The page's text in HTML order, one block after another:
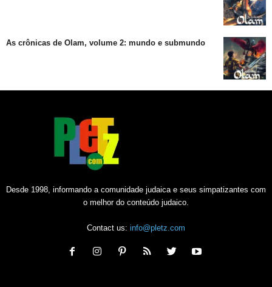
As crônicas de Olam, volume 2: mundo e submundo
Desde 1998, informando a comunidade judaica e seus simpatizantes com
o melhor do conteúdo judaico.
Contact us: info@pletz.com